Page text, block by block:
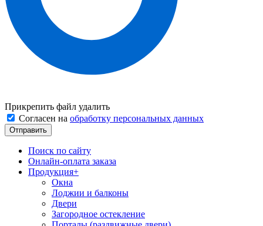
Прикрепить файл удалить
Согласен на обработку персональных данных
Поиск по сайту
Онлайн-оплата заказа
Продукция+
Окна
Лоджии и балконы
Двери
Загородное остекление